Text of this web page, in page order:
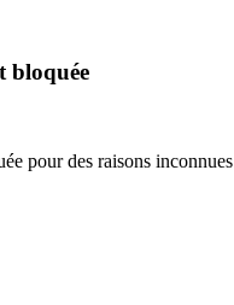
bloquée
pour des raisons inconnues